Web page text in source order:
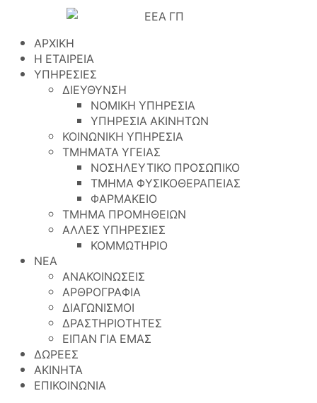
ΑΡΧΙΚΗ
Η ΕΤΑΙΡΕΙΑ
ΥΠΗΡΕΣΙΕΣ
ΔΙΕΥΘΥΝΣΗ
ΝΟΜΙΚΗ ΥΠΗΡΕΣΙΑ
ΥΠΗΡΕΣΙΑ ΑΚΙΝΗΤΩΝ
ΚΟΙΝΩΝΙΚΗ ΥΠΗΡΕΣΙΑ
ΤΜΗΜΑΤΑ ΥΓΕΙΑΣ
ΝΟΣΗΛΕΥΤΙΚΟ ΠΡΟΣΩΠΙΚΟ
ΤΜΗΜΑ ΦΥΣΙΚΟΘΕΡΑΠΕΙΑΣ
ΦΑΡΜΑΚΕΙΟ
ΤΜΗΜΑ ΠΡΟΜΗΘΕΙΩΝ
ΑΛΛΕΣ ΥΠΗΡΕΣΙΕΣ
ΚΟΜΜΩΤΗΡΙΟ
ΝΕΑ
ΑΝΑΚΟΙΝΩΣΕΙΣ
ΑΡΘΡΟΓΡΑΦΙΑ
ΔΙΑΓΩΝΙΣΜΟΙ
ΔΡΑΣΤΗΡΙΟΤΗΤΕΣ
ΕΙΠΑΝ ΓΙΑ ΕΜΑΣ
ΔΩΡΕΕΣ
ΑΚΙΝΗΤΑ
ΕΠΙΚΟΙΝΩΝΙΑ